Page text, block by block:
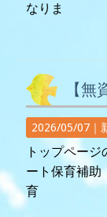
なりま
【
2026/05/07｜
トップペー
ート保育補助
育